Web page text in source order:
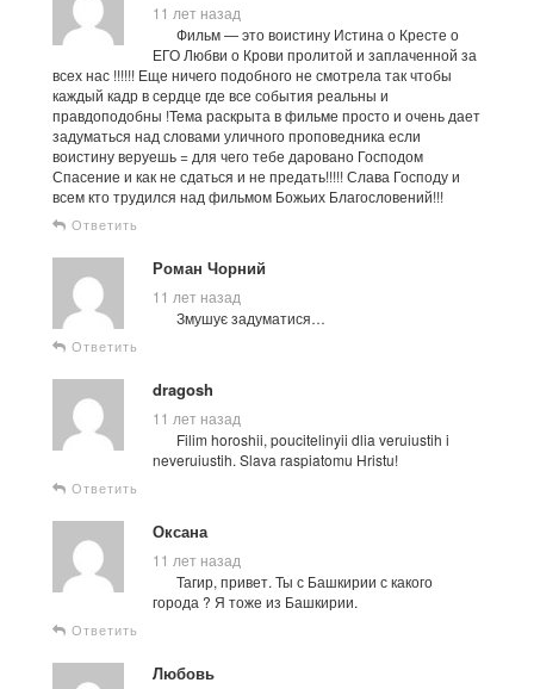
11 лет назад
Фильм — это воистину Истина о Кресте о
ЕГО Любви о Крови пролитой и заплаченной за
всех нас !!!!!! Еще ничего подобного не смотрела так чтобы
каждый кадр в сердце где все события реальны и
правдоподобны !Тема раскрыта в фильме просто и очень дает
задуматься над словами уличного проповедника если
воистину веруешь = для чего тебе даровано Господом
Спасение и как не сдаться и не предать!!!!! Слава Господу и
всем кто трудился над фильмом Божьих Благословений!!!
Ответить
Роман Чорний
11 лет назад
Змушує задуматися…
Ответить
dragosh
11 лет назад
Filim horoshii, poucitelinyii dlia veruiustih i
neveruiustih. Slava raspiatomu Hristu!
Ответить
Оксана
11 лет назад
Тагир, привет. Ты с Башкирии с какого
города ? Я тоже из Башкирии.
Ответить
Любовь